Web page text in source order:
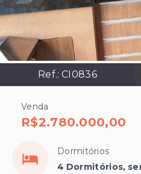
Ref.:CI0836
Venda
R$2.780.000,00
Dormitórios
4 Dormitórios,